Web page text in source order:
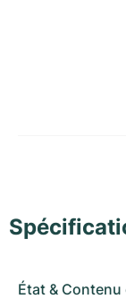
État & Contenu